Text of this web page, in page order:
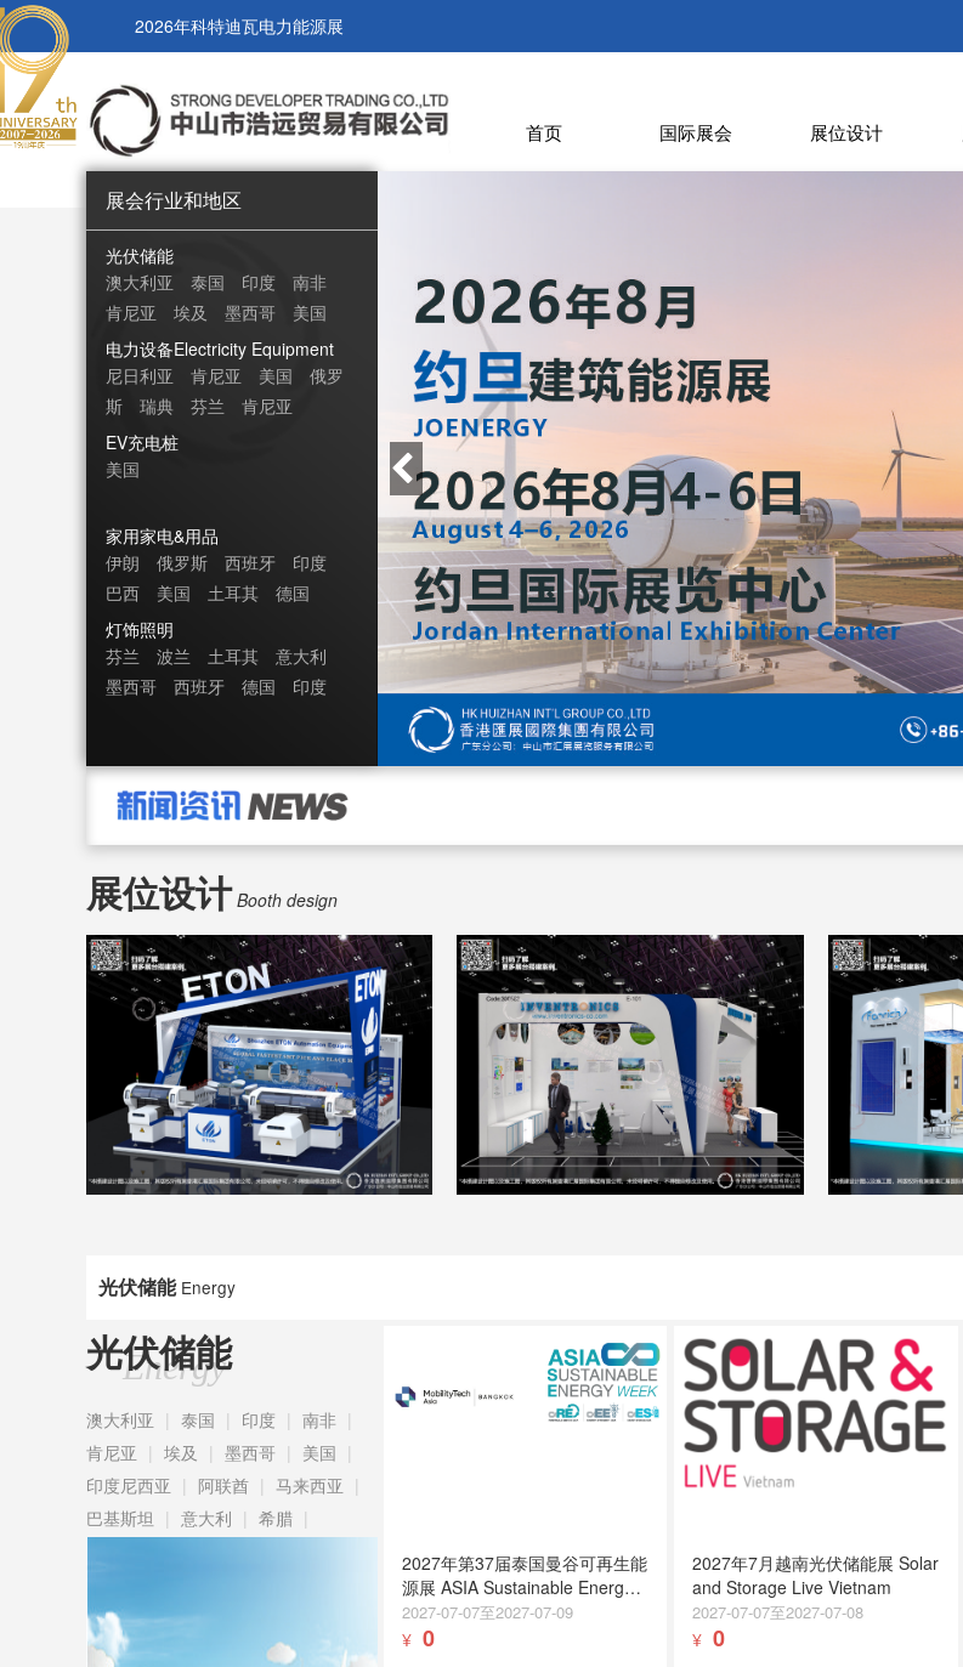
2026年科特迪瓦电力能源展
首页 国际展会 展位设计
展会行业和地区
光伏储能
澳大利亚
泰国 印度
南非
肯尼亚
埃及 墨西哥
美国
意大利
希腊
电力设备Electricity Equipment
尼日利亚
肯尼亚 美国
俄罗
斯
瑞典 芬兰
肯尼亚
EV充电桩
美国
家用家电&用品
伊朗
俄罗斯 西班牙
印度
巴西
美国 土耳其
德国
灯饰照明
芬兰
波兰 土耳其
意大利
墨西哥
西班牙 德国 印度
展位设计 Booth design
光伏储能 Energy
光伏储能
Energy
澳大利亚 | 泰国 | 印度 | 南非 |
肯尼亚 | 埃及 | 墨西哥 | 美国 |
印度尼西亚 | 阿联酋 | 马来西亚 |
巴基斯坦 | 意大利 | 希腊 |
2027年第37届泰国曼谷可再生能
源展 ASIA Sustainable Energy
Week
2027-07-07至2027-07-09
¥ 0
2027年7月越南光伏储能展 Solar
and Storage Live Vietnam
2027-07-07至2027-07-08
¥ 0